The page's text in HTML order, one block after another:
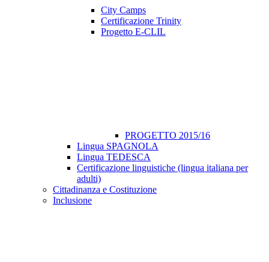
City Camps
Certificazione Trinity
Progetto E-CLIL
PROGETTO 2015/16
Lingua SPAGNOLA
Lingua TEDESCA
Certificazione linguistiche (lingua italiana per
adulti)
Cittadinanza e Costituzione
Inclusione